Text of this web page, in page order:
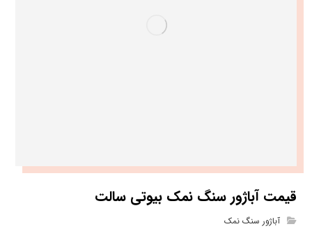
قیمت آباژور سنگ نمک بیوتی سالت
آباژور سنگ نمک